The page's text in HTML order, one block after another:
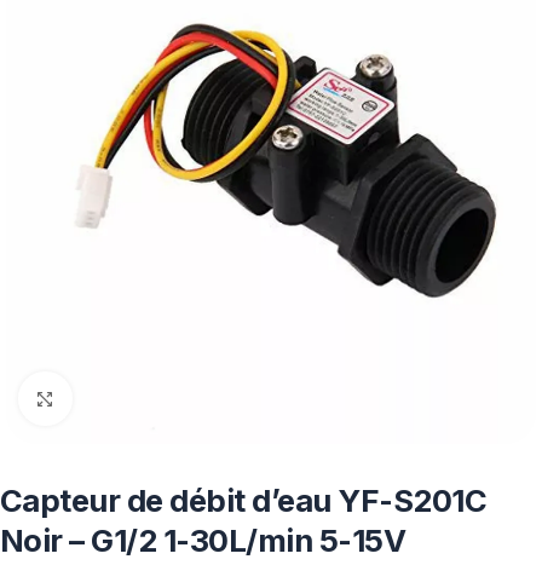
Capteur de débit d’eau YF-S201C
Noir – G1/2 1-30L/min 5-15V